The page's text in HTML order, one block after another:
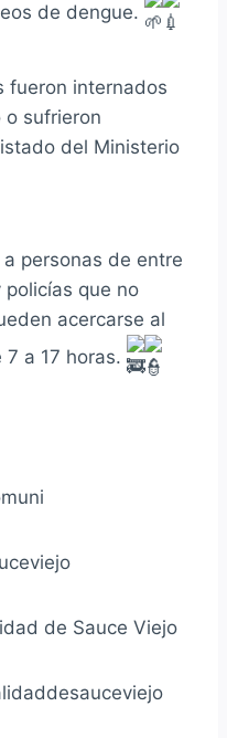
de dengue.
fueron internados
o sufrieron
del Ministerio
personas de entre
que no
acercarse al
a 17 horas.
de Sauce Viejo